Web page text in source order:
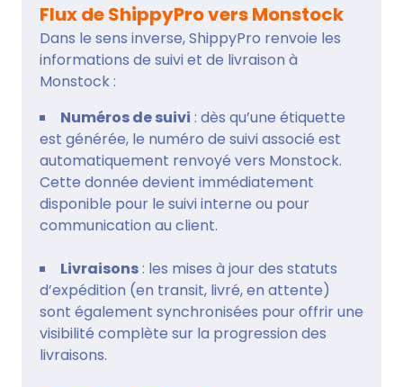
Flux de ShippyPro vers Monstock
Dans le sens inverse, ShippyPro renvoie les
informations de suivi et de livraison à
Monstock :
Numéros de suivi : dès qu’une étiquette
est générée, le numéro de suivi associé est
automatiquement renvoyé vers Monstock.
Cette donnée devient immédiatement
disponible pour le suivi interne ou pour
communication au client.
Livraisons: les mises à jour des statuts
d’expédition (en transit, livré, en attente)
sont également synchronisées pour offrir une
visibilité complète sur la progression des
livraisons.